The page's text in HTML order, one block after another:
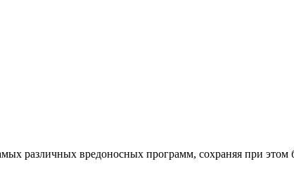
различных вредоносных программ, сохраняя при этом